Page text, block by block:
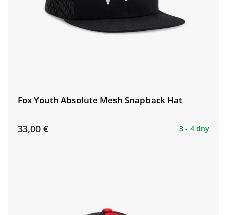
Fox Youth Absolute Mesh Snapback Hat
33,00 € 3 - 4 dny